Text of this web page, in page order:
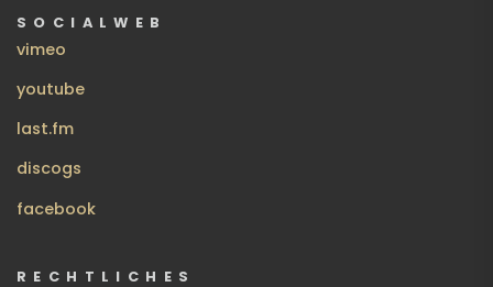
SOCIALWEB
vimeo
youtube
last.fm
discogs
facebook
RECHTLICHES